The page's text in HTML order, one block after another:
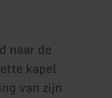
naar de
kapel
van zijn